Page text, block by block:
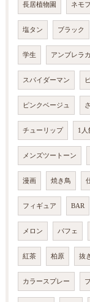
長居植物園 ネモ
塩タン ブラック
学生 アンブレラ
スパイダーマン
ピンクベージュ
チューリップ 1人
メンズツートーン
漫画 焼き鳥
フィギュア BAR
メロン パフェ
紅茶 柏原 抜
カラースプレー